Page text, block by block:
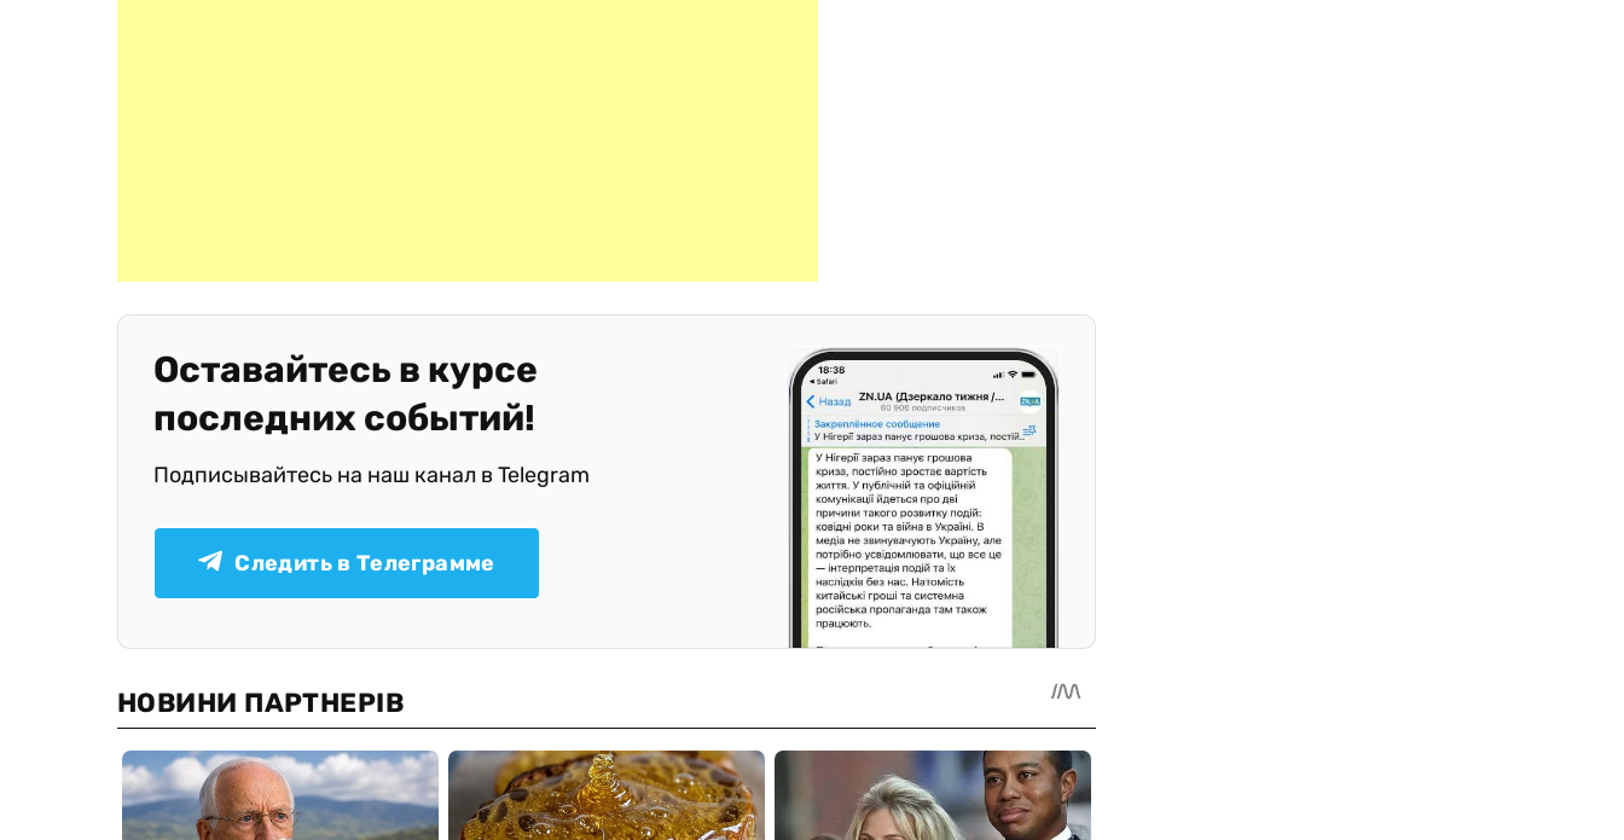
Оставайтесь в курсе
последних событий!
Подписывайтесь на наш канал в Telegram
Следить в Телеграмме